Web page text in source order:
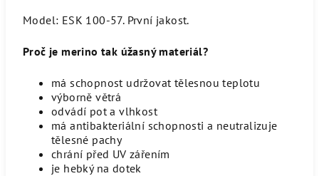
Model: ESK 100-57. První jakost.
Proč je merino tak úžasný materiál?
má schopnost udržovat tělesnou teplotu
výborně větrá
odvádí pot a vlhkost
má antibakteriální schopnosti a neutralizuje
tělesné pachy
chrání před UV zářením
je hebký na dotek